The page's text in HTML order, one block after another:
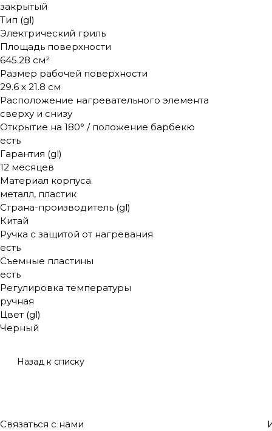
закрытый
Тип (gl)
Электрический гриль
Площадь поверхности
645.28 см²
Размер рабочей поверхности
29.6 х 21.8 см
Расположение нагревательного элемента
сверху и снизу
Открытие на 180° / положение барбекю
есть
Гарантия (gl)
12 месяцев
Материал корпуса.
металл, пластик
Страна-производитель (gl)
Китай
Ручка с защитой от нагревания
есть
Съемные пластины
есть
Регулировка температуры
ручная
Цвет (gl)
Черный
Назад к списку
Связаться с нами